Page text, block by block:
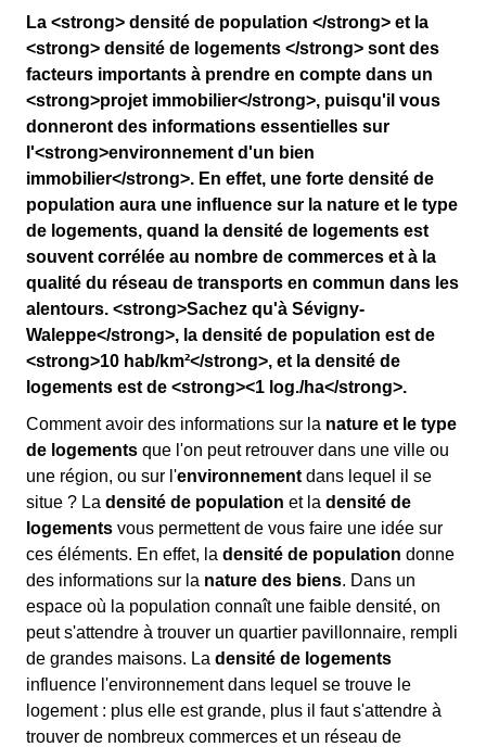
La <strong> densité de population </strong> et la
<strong> densité de logements </strong> sont des
facteurs importants à prendre en compte dans un
<strong>projet immobilier</strong>, puisqu'il vous
donneront des informations essentielles sur
l'<strong>environnement d'un bien
immobilier</strong>. En effet, une forte densité de
population aura une influence sur la nature et le type
de logements, quand la densité de logements est
souvent corrélée au nombre de commerces et à la
qualité du réseau de transports en commun dans les
alentours. <strong>Sachez qu'à Sévigny-
Waleppe</strong>, la densité de population est de
<strong>10 hab/km²</strong>, et la densité de
logements est de <strong><1 log./ha</strong>.
Comment avoir des informations sur la nature et le type
de logements que l'on peut retrouver dans une ville ou
une région, ou sur l'environnement dans lequel il se
situe ? La densité de population et la densité de
logements vous permettent de vous faire une idée sur
ces éléments. En effet, la densité de population donne
des informations sur la nature des biens. Dans un
espace où la population connaît une faible densité, on
peut s'attendre à trouver un quartier pavillonnaire, rempli
de grandes maisons. La densité de logements
influence l'environnement dans lequel se trouve le
logement : plus elle est grande, plus il faut s'attendre à
trouver de nombreux commerces et un réseau de